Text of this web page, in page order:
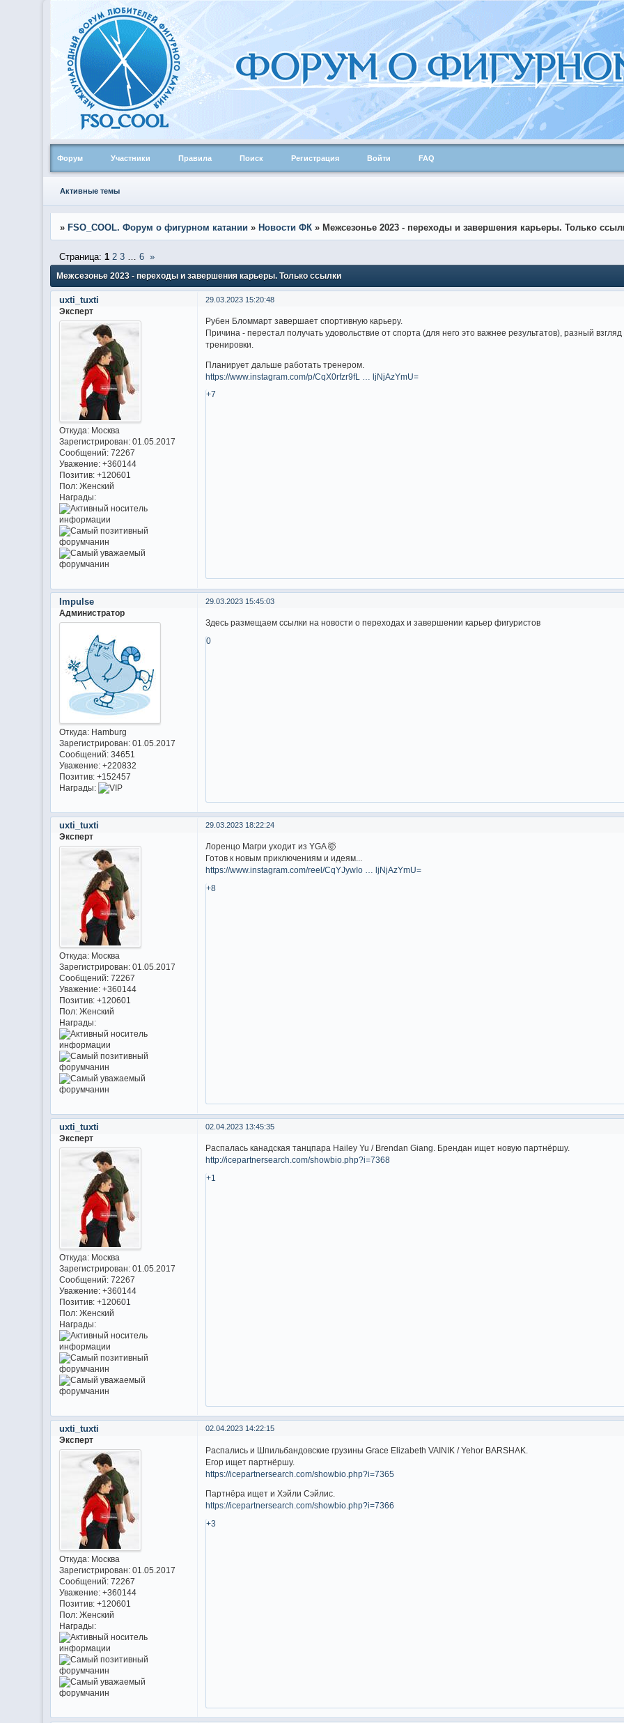
Форум Участники Правила Поиск Регистрация Войти FAQ
Активные темы
» FSO_COOL. Форум о фигурном катании » Новости ФК » Межсезонье 2023 - переходы и завершения карьеры. Только
Межсезонье 2023 - переходы и завершения карьеры. Только ссылки
Страница: 1 2 3 6 »
29.03.2023 15:20:48
uxti_tuxti
Эксперт
Откуда:Москва
Зарегистрирован: 01.05.2017
Сообщений:72267
Уважение: +360144
Позитив: +120601
Пол:Женский
Награды:
Рубен Бломмарт завершает спортивную карьеру.
Причина - перестал получать удовольствие от спорта (для него это важнее результатов), разный
тренировки.
Планирует дальше работать тренером.
https://www.instagram.com/p/CqX0rfzr9fL … ljNjAzYmU=
+7
29.03.2023 15:45:03
Impulse
Администратор
Откуда:Hamburg
Зарегистрирован: 01.05.2017
Сообщений:34651
Уважение: +220832
Позитив: +152457
Награды:
Здесь размещаем ссылки на новости о переходах и завершении карьер фигуристов
0
29.03.2023 18:22:24
uxti_tuxti
Эксперт
Откуда:Москва
Зарегистрирован: 01.05.2017
Сообщений:72267
Уважение: +360144
Позитив: +120601
Пол:Женский
Награды:
Лоренцо Магри уходит из YGA 🤯
Готов к новым приключениям и идеям...
https://www.instagram.com/reel/CqYJywIo … ljNjAzYmU=
+8
02.04.2023 13:45:35
uxti_tuxti
Эксперт
Откуда:Москва
Зарегистрирован: 01.05.2017
Сообщений:72267
Уважение: +360144
Позитив: +120601
Пол:Женский
Награды:
Распалась канадская танцпара Hailey Yu / Brendan Giang. Брендан ищет новую партнёршу.
http://icepartnersearch.com/showbio.php?i=7368
+1
02.04.2023 14:22:15
uxti_tuxti
Эксперт
Откуда:Москва
Зарегистрирован: 01.05.2017
Сообщений:72267
Уважение: +360144
Позитив: +120601
Пол:Женский
Награды:
Распались и Шпильбандовские грузины Grace Elizabeth VAINIK / Yehor BARSHAK.
Егор ищет партнёршу.
https://icepartnersearch.com/showbio.php?i=7365
Партнёра ищет и Хэйли Сэйлис.
https://icepartnersearch.com/showbio.php?i=7366
+3